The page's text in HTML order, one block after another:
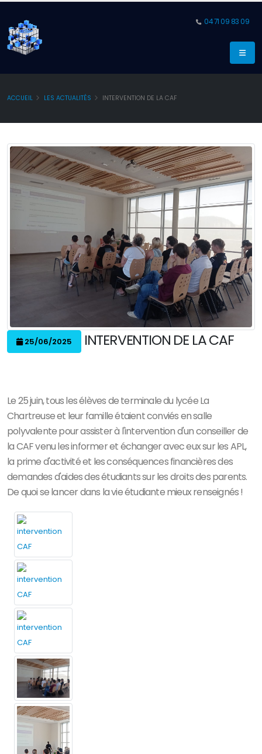
04 71 09 83 09
ACCUEIL LES ACTUALITÉS INTERVENTION DE LA CAF
25/06/2025 INTERVENTION DE LA CAF
Le 25 juin, tous les élèves de terminale du lycée La
Chartreuse et leur famille étaient conviés en salle
polyvalente pour assister à l'intervention d'un conseiller de
la CAF venu les informer et échanger avec eux sur les APL,
la prime d'activité et les conséquences financières des
demandes d'aides des étudiants sur les droits des parents.
De quoi se lancer dans la vie étudiante mieux renseignés !